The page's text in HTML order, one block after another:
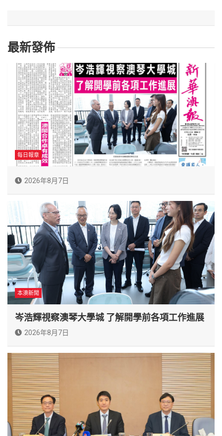
最新發佈
每日報章
2026年8月7日
本澳新聞
岑浩輝視察澳琴大學城 了解開學前各項工作進展
2026年8月7日